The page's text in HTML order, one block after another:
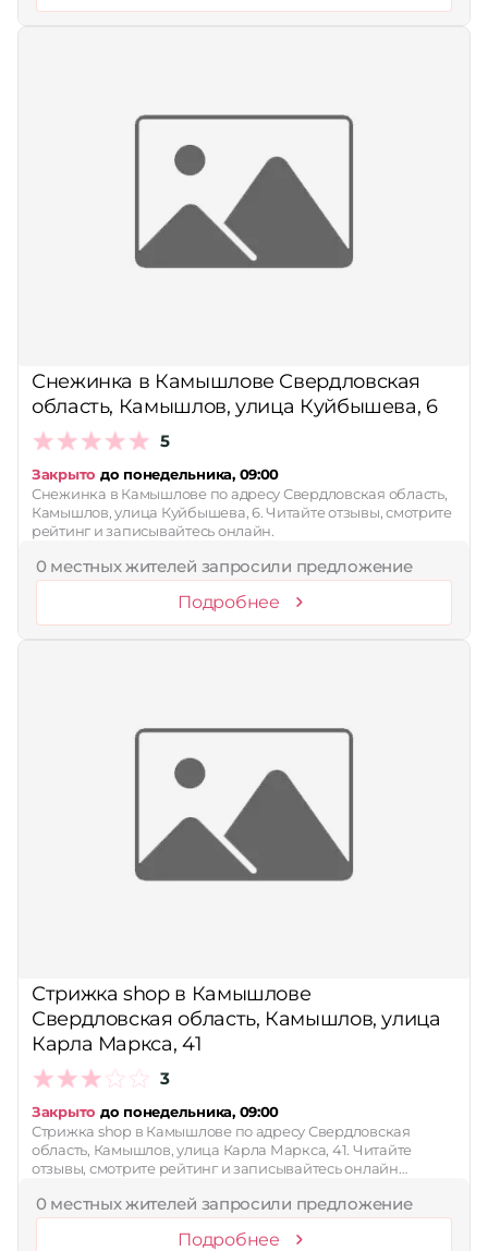
Снежинка в Камышлове Свердловская
область, Камышлов, улица Куйбышева, 6
5
Закрыто до понедельника, 09:00
Снежинка в Камышлове по адресу Свердловская область,
Камышлов, улица Куйбышева, 6. Читайте отзывы, смотрите
рейтинг и записывайтесь онлайн.
0 местных жителей запросили предложение
Подробнее
Стрижка shop в Камышлове
Свердловская область, Камышлов, улица
Карла Маркса, 41
3
Закрыто до понедельника, 09:00
Стрижка shop в Камышлове по адресу Свердловская
область, Камышлов, улица Карла Маркса, 41. Читайте
отзывы, смотрите рейтинг и записывайтесь онлайн…
0 местных жителей запросили предложение
Подробнее